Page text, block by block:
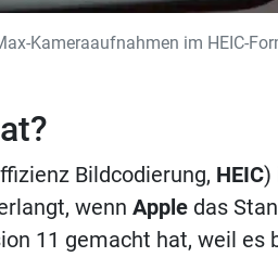
Kameraaufnahmen im HEIC-
Bildcodierung, HEIC)
wenn Appledas
11 gemacht hat, weil es